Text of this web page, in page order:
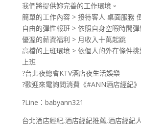
我們將提供妳完善的工作環境。
簡單的工作內容 > 接待客人 桌面服務
自由的彈性報班 > 依照自身空暇時間
優渥的薪資福利 > 月收入十萬起跳
高檔的上班環境 > 依個人的外在條件
上班
?台北夜總會KTV酒店夜生活娛樂
?歡迎來電詢問消費《#ANN酒店經紀》
?Line：babyann321
台北酒店經紀,酒店經紀推薦,酒店經紀